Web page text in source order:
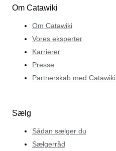
Om Catawiki
Om Catawiki
Vores eksperter
Karrierer
Presse
Partnerskab med Catawiki
Sælg
Sådan sælger du
Sælgerråd